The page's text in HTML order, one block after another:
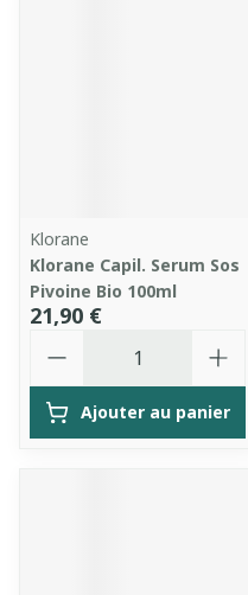
Klorane
Klorane Capil. Serum Sos
Pivoine Bio 100ml
21,90 €
Ajouter au panier